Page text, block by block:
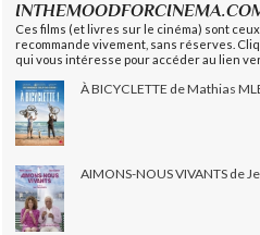
Ces films (et livres sur le cinéma) sont
recommande vivement, sans réserves.
qui vous intéresse pour accéder au lien
À BICYCLETTE de Mathias
AIMONS-NOUS VIVANTS de